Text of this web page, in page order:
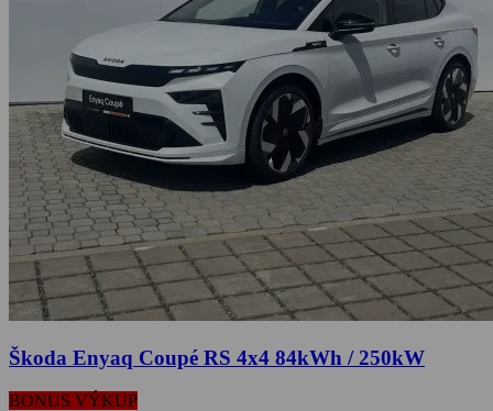
Škoda Enyaq Coupé RS 4x4 84kWh / 250kW
BONUS VÝKUP